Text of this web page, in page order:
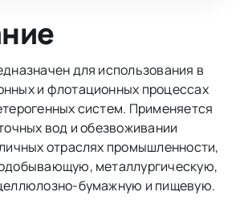
для использования в
и флотационных процессах
систем. Применяется
вод и обезвоживании
отраслях промышленности,
металлургическую,
бумажную и пищевую.